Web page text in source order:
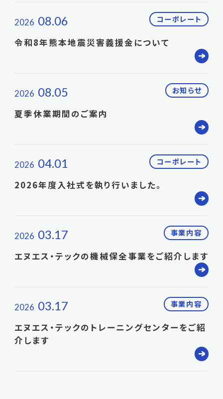
2026 08.06 コーポレート
令和8年熊本地震災害義援金について
2026 08.05 お知らせ
夏季休業期間のご案内
2026 04.01 コーポレート
2026年度入社式を執り行いました。
2026 03.17 事業内容
エヌエス・テックの機械保全事業をご紹介します
2026 03.17 事業内容
エヌエス・テックのトレーニングセンターをご紹
介します